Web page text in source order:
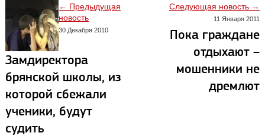
← Предыдущая
новость
30 Декабря 2010
Замдиректора
брянской школы, из
которой сбежали
ученики, будут
судить
Следующая новость →
11 Января 2011
Пока граждане
отдыхают –
мошенники не
дремлют